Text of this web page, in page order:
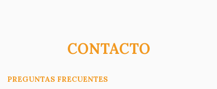
CONTACTO
PREGUNTAS FRECUENTES